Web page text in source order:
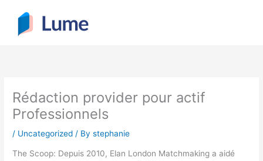
content
Rédaction provider pour actif
Professionnels
/ Uncategorized / Bystephanie
The Scoop: Depuis 2010, Elan London Matchmaking a aidé